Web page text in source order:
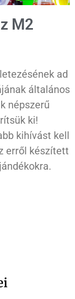
M2
ad
általános
népszerű
ki!
kihívást kell
erről készített